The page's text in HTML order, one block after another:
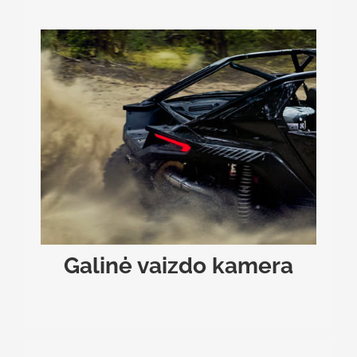
Galinė vaizdo kamera
GALINĖ VAIZDO KAMERA
ZFORCE Z10 bagyje diegiama naujovė – galinė
vaizdo kamera – padeda saugiau ir patogiau
manevruoti sudėtingomis sąlygomis arba ribotose
erdvėse. Kameros aprėpiamos zonos už transporto
priemonės vaizdas pateikiamas dideliame
centriniame jutikliniame ekrane, o jį matydami
galite su didesniu pasitikėjimu važiuoti atbuline